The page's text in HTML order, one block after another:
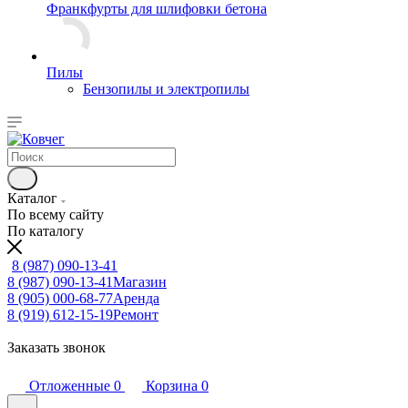
Франкфурты для шлифовки бетона
Пилы
Бензопилы и электропилы
Каталог
По всему сайту
По каталогу
8 (987) 090-13-41
8 (987) 090-13-41Магазин
8 (905) 000-68-77Аренда
8 (919) 612-15-19Ремонт
Заказать звонок
Отложенные 0 Корзина 0